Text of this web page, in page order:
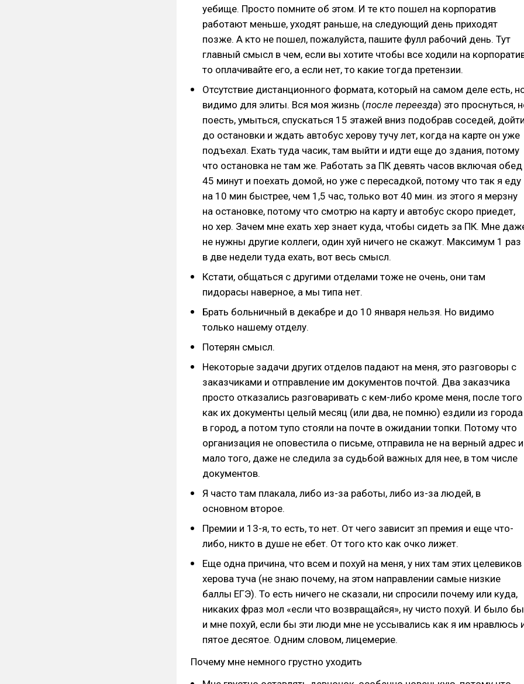
уебище. Просто помните об этом. И те кто пошел на корпоратив
работают меньше, уходят раньше, на следующий день приходят
позже. А кто не пошел, пожалуйста, пашите фулл рабочий день. Тут
главный смысл в чем, если вы хотите чтобы все ходили на
то оплачивайте его, а если нет, то какие тогда претензии.
Отсутствие дистанционного формата, который на самом деле есть,
видимо для элиты. Вся моя жизнь (после переезда) это проснуться,
поесть, умыться, спускаться 15 этажей вниз подобрав соседей,
до остановки и ждать автобус херову тучу лет, когда на карте он уже
подъехал. Ехать туда часик, там выйти и идти еще до здания, потому
что остановка не там же. Работать за ПК девять часов включая обед
45 минут и поехать домой, но уже с пересадкой, потому что так я еду
на 10 мин быстрее, чем 1,5 час, только вот 40 мин. из этого я мерзну
на остановке, потому что смотрю на карту и автобус скоро приедет,
но хер. Зачем мне ехать хер знает куда, чтобы сидеть за ПК. Мне
не нужны другие коллеги, один хуй ничего не скажут. Максимум 1 раз
в две недели туда ехать, вот весь смысл.
Кстати, общаться с другими отделами тоже не очень, они там
пидорасы наверное, а мы типа нет.
Брать больничный в декабре и до 10 января нельзя. Но видимо
только нашему отделу.
Потерян смысл.
Некоторые задачи других отделов падают на меня, это разговоры с
заказчиками и отправление им документов почтой. Два заказчика
просто отказались разговаривать с кем-либо кроме меня, после того
как их документы целый месяц (или два, не помню) ездили из города
в город, а потом тупо стояли на почте в ожидании топки. Потому что
организация не оповестила о письме, отправила не на верный адрес и
мало того, даже не следила за судьбой важных для нее, в том числе
документов.
Я часто там плакала, либо из-за работы, либо из-за людей, в
основном второе.
Премии и 13-я, то есть, то нет. От чего зависит зп премия и еще что-
либо, никто в душе не ебет. От того кто как очко лижет.
Еще одна причина, что всем и похуй на меня, у них там этих целевиков
херова туча (не знаю почему, на этом направлении самые низкие
баллы ЕГЭ). То есть ничего не сказали, ни спросили почему или куда,
никаких фраз мол «если что возвращайся», ну чисто похуй. И было бы
и мне похуй, если бы эти люди мне не уссывались как я им нравлюсь
пятое десятое. Одним словом, лицемерие.
Почему мне немного грустно уходить